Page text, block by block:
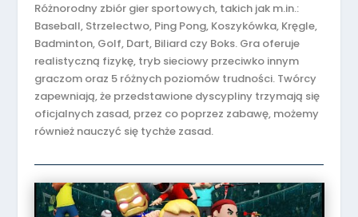
Różnorodny zbiór gier sportowych, takich jak m.in.:
Baseball, Strzelectwo, Ping Pong, Koszykówka, Kręgle,
Badminton, Golf, Dart, Biliard czy Boks. Gra oferuje
realistyczną fizykę, tryb sieciowy przeciwko innym
graczom oraz 5 różnych poziomów trudności. Twórcy
zapewniają, że przedstawione dyscypliny trzymają się
oficjalnych zasad, przez co poprzez zabawę, możemy
również nauczyć się tychże zasad.